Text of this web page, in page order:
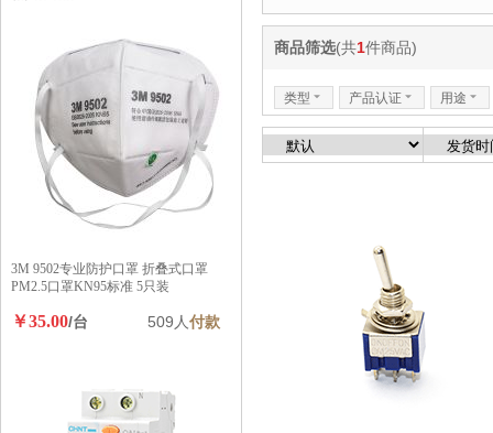
商品筛选(共1件商品)
类型 6 产品认证 6 用途 6
3M 9502专业防护口罩 折叠式口罩
PM2.5口罩KN95标准 5只装
￥35.00/台 509人付款